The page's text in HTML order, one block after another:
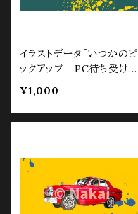
イラストデータ「いつかのピ
ックアップ PC待ち受け
¥1,000